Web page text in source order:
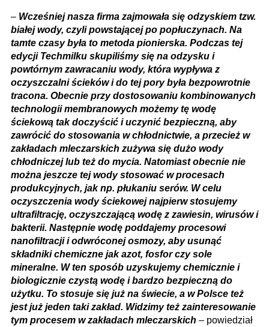
– Wcześniej nasza firma zajmowała się odzyskiem tzw.
białej wody, czyli powstającej po popłuczynach. Na
tamte czasy była to metoda pionierska. Podczas tej
edycji Techmilku skupiliśmy się na odzysku i
powtórnym zawracaniu wody, która wypływa z
oczyszczalni ścieków i do tej pory była bezpowrotnie
tracona. Obecnie przy dostosowaniu kombinowanych
technologii membranowych możemy tę wodę
ściekową tak doczyścić i uczynić bezpieczną, aby
zawrócić do stosowania w chłodnictwie, a przecież w
zakładach mleczarskich zużywa się dużo wody
chłodniczej lub też do mycia. Natomiast obecnie nie
można jeszcze tej wody stosować w procesach
produkcyjnych, jak np. płukaniu serów. W celu
oczyszczenia wody ściekowej najpierw stosujemy
ultrafiltrację, oczyszczającą wodę z zawiesin, wirusów i
bakterii. Następnie wodę poddajemy procesowi
nanofiltracji i odwróconej osmozy, aby usunąć
składniki chemiczne jak azot, fosfor czy sole
mineralne. W ten sposób uzyskujemy chemicznie i
biologicznie czystą wodę i bardzo bezpieczną do
użytku. To stosuje się już na świecie, a w Polsce też
jest już jeden taki zakład. Widzimy też zainteresowanie
tym procesem w zakładach mleczarskich – powiedział